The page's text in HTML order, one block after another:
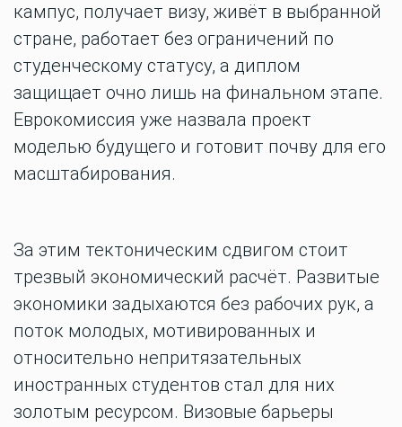
кампус, получает визу, живёт в выбранной
стране, работает без ограничений по
студенческому статусу, а диплом
защищает очно лишь на финальном этапе.
Еврокомиссия уже назвала проект
моделью будущего и готовит почву для его
масштабирования.
За этим тектоническим сдвигом стоит
трезвый экономический расчёт. Развитые
экономики задыхаются без рабочих рук, а
поток молодых, мотивированных и
относительно непритязательных
иностранных студентов стал для них
золотым ресурсом. Визовые барьеры